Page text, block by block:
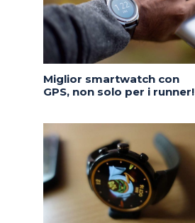
Miglior smartwatch con
GPS, non solo per i runner!